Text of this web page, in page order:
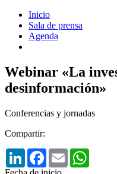
Inicio
Sala de prensa
Agenda
Webinar «La
desinformación»
Conferencias y jornadas
Compartir:
LinkedInFacebook
Email